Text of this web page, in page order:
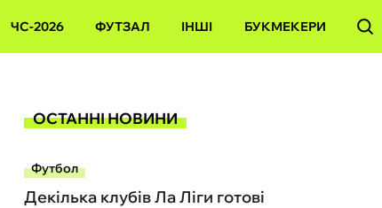
ЧС-2026 ФУТЗАЛ ІНШІ БУКМЕКЕРИ
ОСТАННІ НОВИНИ
Футбол
Декілька клубів Ла Ліги готові